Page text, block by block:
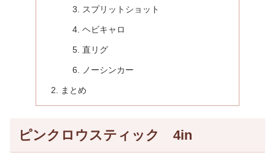
スプリットショット
ヘビキャロ
直リグ
ノーシンカー
まとめ
ピンクロウスティック 4in